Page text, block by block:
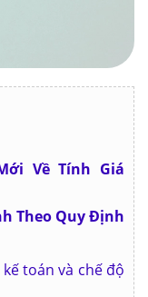
Về Tính Giá
Theo Quy Định
toán và chế độ